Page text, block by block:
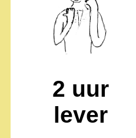
2 uur
lever